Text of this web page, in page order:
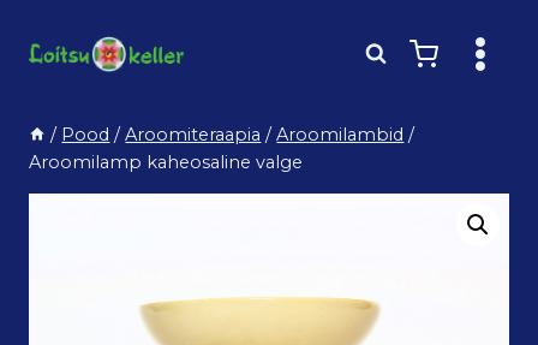
/ Pood / Aroomiteraapia / Aroomilambid /
Aroomilamp kaheosaline valge